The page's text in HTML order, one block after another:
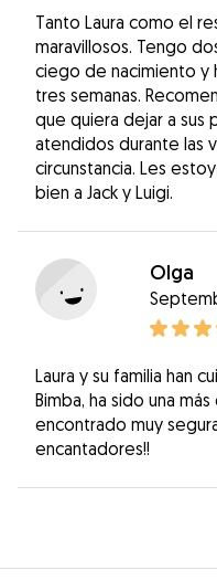
Tanto Laura como el
maravillosos. Tengo
ciego de nacimiento y
tres semanas.
que quiera dejar a sus
atendidos durante las
circunstancia. Les
bien a Jack y Luigi.
Olga
Laura y su familia han
Bimba, ha sido una
encontrado muy
encantadores!!